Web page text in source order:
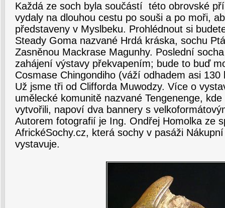
Každá ze soch byla součástí této obrovské
vydaly na dlouhou cestu po souši a po moři,
představeny v Myslbeku. Prohlédnout si
Steady Goma nazvané Hrdá kráska, sochu
Zasněnou Mackrase Magunhy. Poslední
zahájení výstavy překvapením; bude to buď
Cosmase Chingondiho (váží odhadem asi
Už jsme tři od Clifforda Muwodzy. Více o
umělecké komunitě nazvané Tengenenge,
vytvořili, napoví dva bannery s
Autorem fotografií je Ing. Ondřej Homolka ze
AfrickéSochy.cz, která sochy v pasáži
vystavuje.